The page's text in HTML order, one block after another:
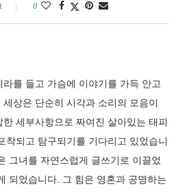
0
를 들고 가슴에 이야기를 가득 안고
상은 단순히 시각과 소리의 모음이
세부사항으로 짜여진 살아있는 태피
착되고 탐구되기를 기다리고 있었습니
그녀를 자연스럽게 글쓰기로 이끌었
되었습니다. 그 힘은 영혼과 공명하는